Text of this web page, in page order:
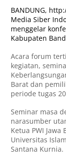
BANDUNG,
Media Siber
menggelar
Kabupaten
Acara forum
kegiatan,
Barat dan
periode tugas
Seminar masa
narasumber
Ketua PWI
Universitas
Santana Kurnia.